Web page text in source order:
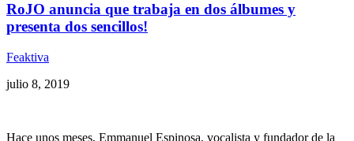
RoJO anuncia que trabaja en dos álbumes y
presenta dos sencillos!
Feaktiva
julio 8, 2019
Hace unos meses, Emmanuel Espinosa, vocalista y fundador de la